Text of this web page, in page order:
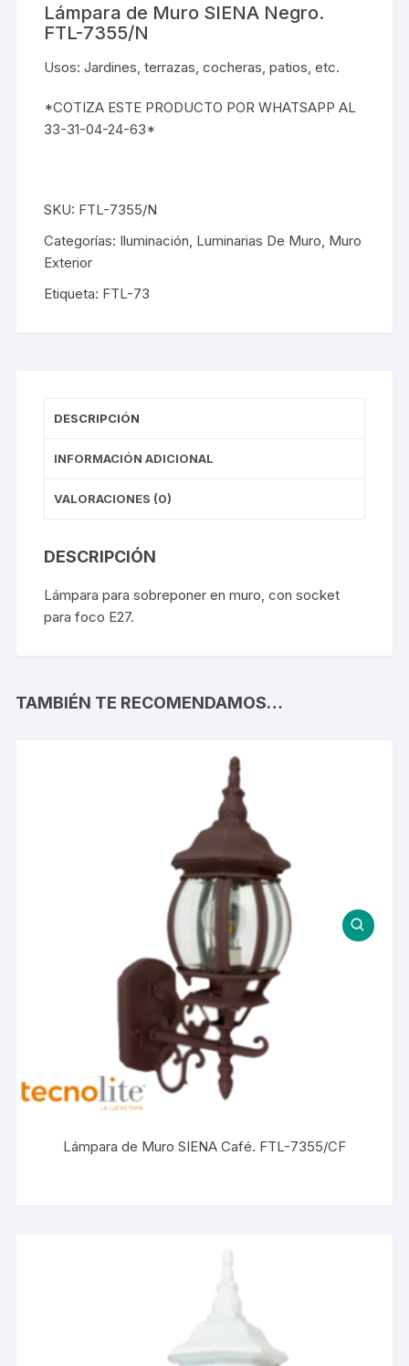
Lámpara de Muro SIENA Negro.
FTL-7355/N
Usos: Jardines, terrazas, cocheras, patios, etc.
*COTIZA ESTE PRODUCTO POR WHATSAPP AL
33-31-04-24-63*
SKU: FTL-7355/N
Categorías: Iluminación Luminarias De Muro Muro
Exterior
Etiqueta: FTL-73
DESCRIPCIÓN
INFORMACIÓN ADICIONAL
VALORACIONES (0)
DESCRIPCIÓN
Lámpara para sobreponer en muro, con socket
para foco E27.
TAMBIÉN TE RECOMENDAMOS…
Lámpara de Muro SIENA Café. FTL-7355/CF